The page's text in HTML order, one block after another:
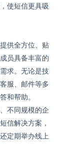
使短信更具吸
供全方位、贴
员具备丰富的
求。无论是技
服、邮件等多
和帮助。
不同规模的企
信解决方案，
定期举办线上